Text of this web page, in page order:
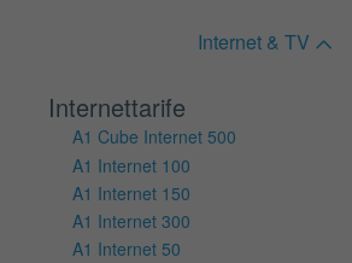
Internet & TV
Internettarife
A1 Cube Internet 500
A1 Internet 100
A1 Internet 150
A1 Internet 300
A1 Internet 50